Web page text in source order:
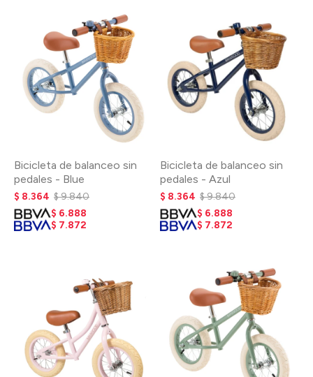
Bicicleta de balanceo sin
pedales - Blue
$ 8.364 $9.840
$ 6.888
$ 7.872
Bicicleta de balanceo sin
pedales - Azul
$ 8.364 $9.840
$ 6.888
$ 7.872